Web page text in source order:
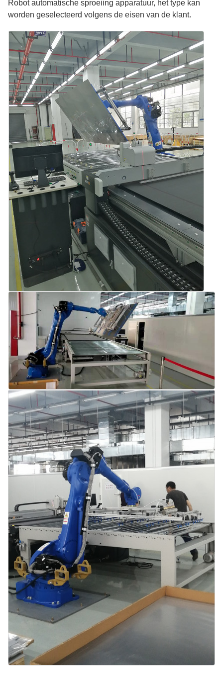
Robot automatische sproeiing apparatuur, het type kan
worden geselecteerd volgens de eisen van de klant.